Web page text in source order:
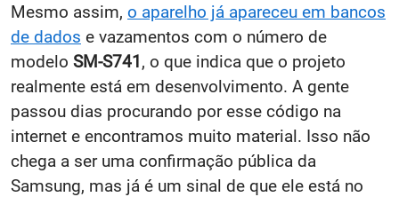
Mesmo assim, o aparelho já apareceu em bancos
de dados e vazamentos com o número de
modelo SM-S741, o que indica que o projeto
realmente está em desenvolvimento. A gente
passou dias procurando por esse código na
internet e encontramos muito material. Isso não
chega a ser uma confirmação pública da
Samsung, mas já é um sinal de que ele está no